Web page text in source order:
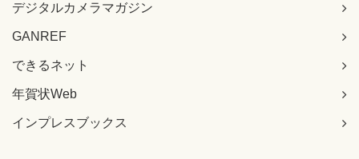
デジタルカメラマガジン
GANREF
できるネット
年賀状Web
インプレスブックス